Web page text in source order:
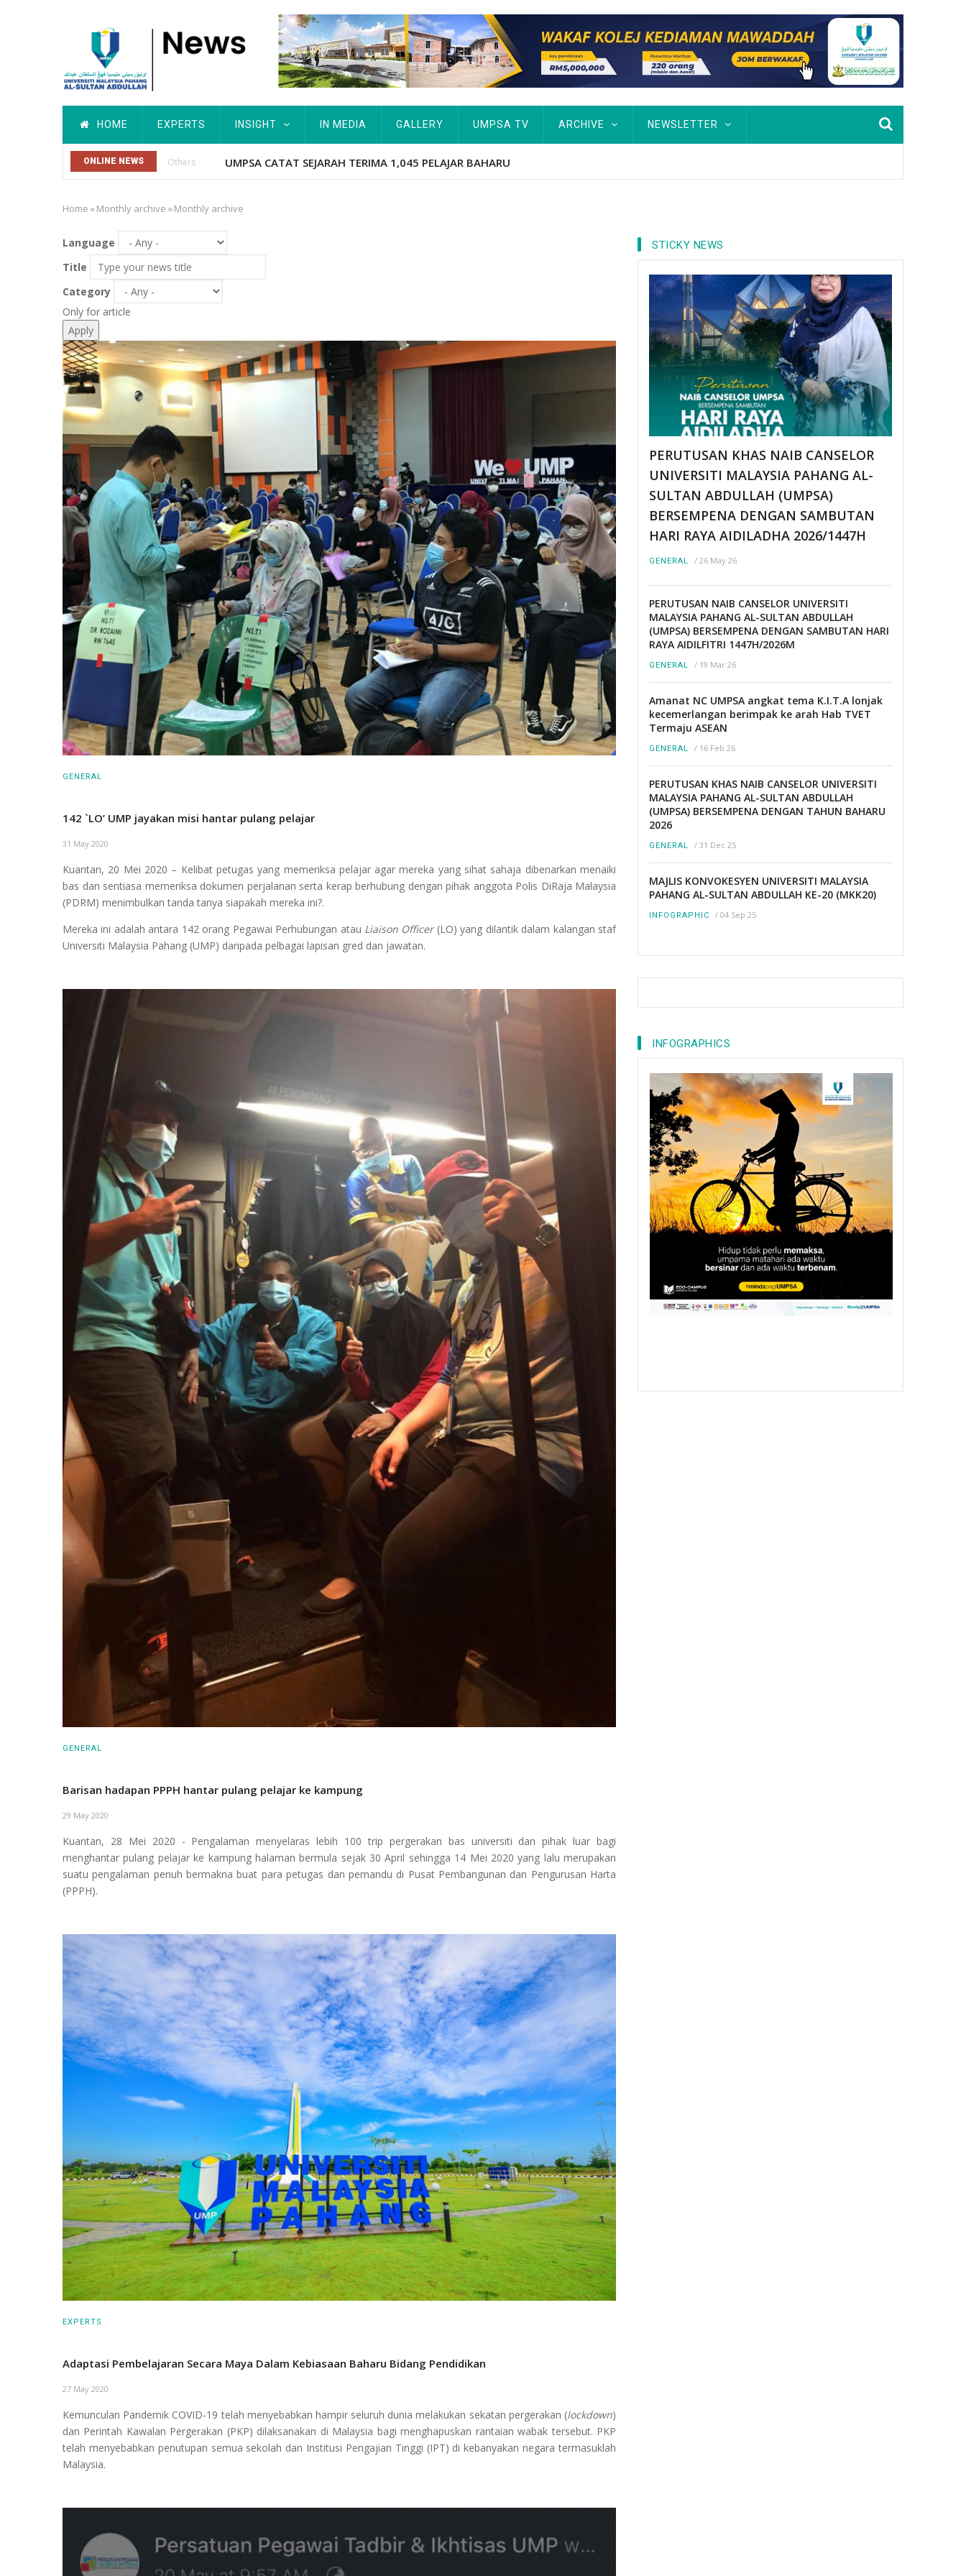
Main
navigation
HOME EXPERTS INSIGHT IN MEDIA GALLERY UMPSA TV ARCHIVE NEWSLETTER
ONLINE NEWS Others UMPSA CATAT SEJARAH TERIMA 1,045 PELAJAR BAHARU
Breadcrumb
Home »Monthly archive »Monthly archive
Language
Title
Category
Only for article
GENERAL
142 `LO’ UMP jayakan misi hantar pulang pelajar
31 May 2020
Kuantan, 20 Mei 2020 – Kelibat petugas yang memeriksa pelajar agar mereka yang sihat sahaja dibenarkan menaiki
bas dan sentiasa memeriksa dokumen perjalanan serta kerap berhubung dengan pihak anggota Polis DiRaja Malaysia
(PDRM) menimbulkan tanda tanya siapakah mereka ini?.
Mereka ini adalah antara 142 orang Pegawai Perhubungan atau Liaison Officer(LO) yang dilantik dalam kalangan staf
Universiti Malaysia Pahang (UMP) daripada pelbagai lapisan gred dan jawatan.
GENERAL
Barisan hadapan PPPH hantar pulang pelajar ke kampung
29 May 2020
Kuantan, 28 Mei 2020 - Pengalaman menyelaras lebih 100 trip pergerakan bas universiti dan pihak luar bagi
menghantar pulang pelajar ke kampung halaman bermula sejak 30 April sehingga 14 Mei 2020 yang lalu merupakan
suatu pengalaman penuh bermakna buat para petugas dan pemandu di Pusat Pembangunan dan Pengurusan Harta
(PPPH).
EXPERTS
Adaptasi Pembelajaran Secara Maya Dalam Kebiasaan Baharu Bidang Pendidikan
27 May 2020
Kemunculan Pandemik COVID-19 telah menyebabkan hampir seluruh dunia melakukan sekatan pergerakan (lockdown)
dan Perintah Kawalan Pergerakan (PKP) dilaksanakan di Malaysia bagi menghapuskan rantaian wabak tersebut. PKP
telah menyebabkan penutupan semua sekolah dan Institusi Pengajian Tinggi (IPT) di kebanyakan negara termasuklah
Malaysia.
STICKY NEWS
PERUTUSAN KHAS NAIB CANSELOR
UNIVERSITI MALAYSIA PAHANG AL-
SULTAN ABDULLAH (UMPSA)
BERSEMPENA DENGAN SAMBUTAN
HARI RAYA AIDILADHA 2026/1447H
GENERAL / 26 May 26
PERUTUSAN NAIB CANSELOR UNIVERSITI
MALAYSIA PAHANG AL-SULTAN ABDULLAH
(UMPSA) BERSEMPENA DENGAN SAMBUTAN HARI
RAYA AIDILFITRI 1447H/2026M
GENERAL / 19 Mar 26
Amanat NC UMPSA angkat tema K.I.T.A lonjak
kecemerlangan berimpak ke arah Hab TVET
Termaju ASEAN
GENERAL / 16 Feb 26
PERUTUSAN KHAS NAIB CANSELOR UNIVERSITI
MALAYSIA PAHANG AL-SULTAN ABDULLAH
(UMPSA) BERSEMPENA DENGAN TAHUN BAHARU
2026
GENERAL / 31 Dec 25
MAJLIS KONVOKESYEN UNIVERSITI MALAYSIA
PAHANG AL-SULTAN ABDULLAH KE-20 (MKK20)
INFOGRAPHIC / 04 Sep 25
INFOGRAPHICS